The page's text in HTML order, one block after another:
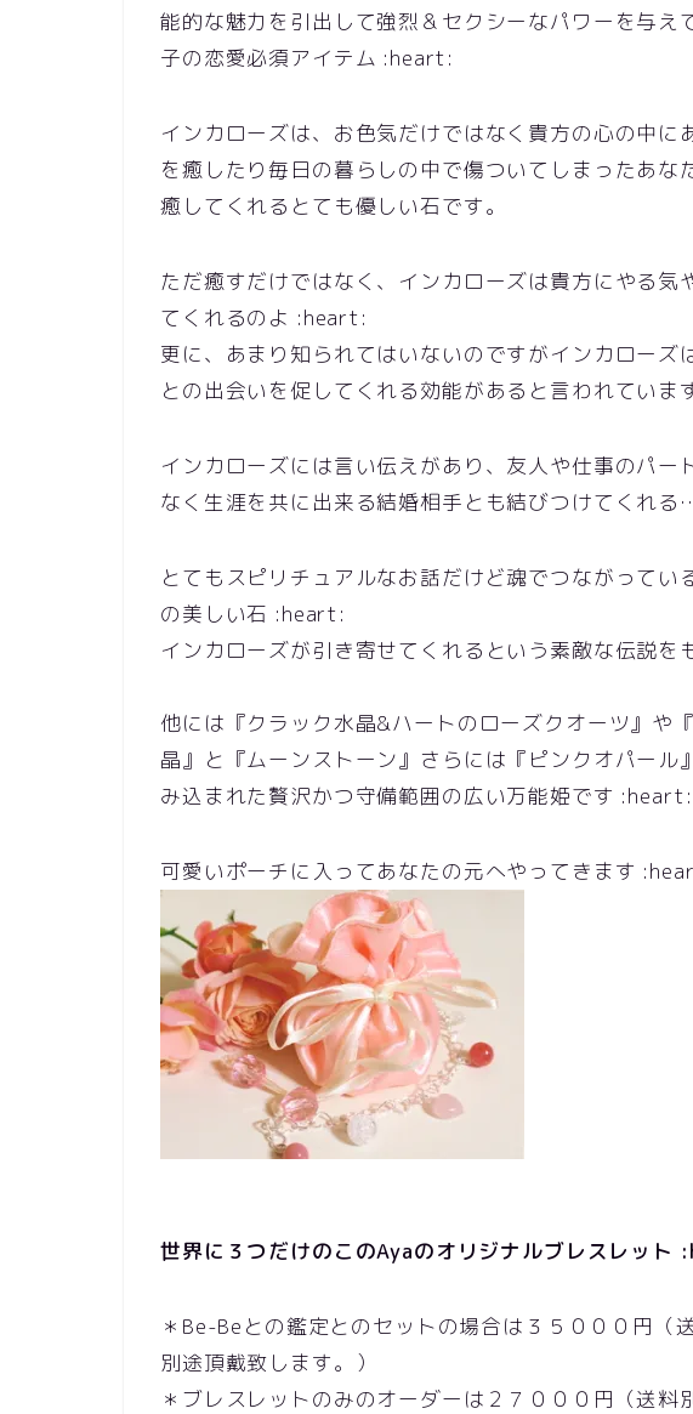
能的な魅力を引出して強烈＆セクシーなパワーを与え
子の恋愛必須アイテム :heart:
インカローズは、お色気だけではなく貴方の心の中に
を癒したり毎日の暮らしの中で傷ついてしまったあな
癒してくれるとても優しい石です。
ただ癒すだけではなく、インカローズは貴方にやる気
てくれるのよ :heart:
更に、あまり知られてはいないのですがインカローズ
との出会いを促してくれる効能があると言われていま
インカローズには言い伝えがあり、友人や仕事のパー
なく生涯を共に出来る結婚相手とも結びつけてくれ
とてもスピリチュアルなお話だけど魂でつながってい
の美しい石 :heart:
インカローズが引き寄せてくれるという素敵な伝説を
他には『クラック水晶&ハートのローズクオーツ』や
晶』と『ムーンストーン』さらには『ピンクオパール
み込まれた贅沢かつ守備範囲の広い万能姫です :heart:
可愛いポーチに入ってあなたの元へやってきます
世界に３つだけのこのAyaのオリジナルブレスレット
＊Be-Beとの鑑定とのセットの場合は３５０００円（
別途頂戴致します。）
＊ブレスレットのみのオーダーは２７０００円（送料